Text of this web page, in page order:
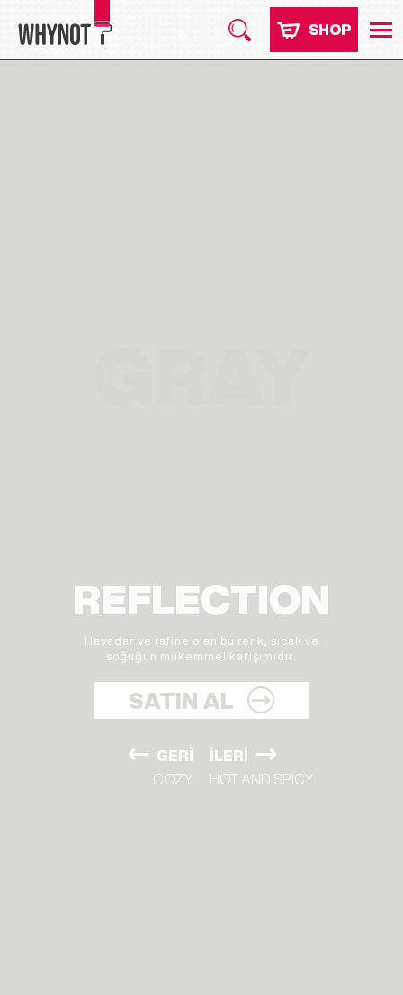
SHOP
GERI
COZY
REFLECTION
Havadar ve rafine olan bu renk, sıcak ve
soğuğun mükemmel karışımıdır.
SATIN AL
İLERI
HOT AND SPICY